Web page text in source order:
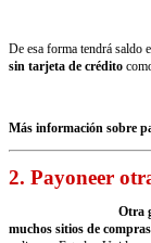
De esa forma tendrá saldo
sin tarjeta de crédito
Más información sobre
2. Payoneer
Otra
muchos sitios de